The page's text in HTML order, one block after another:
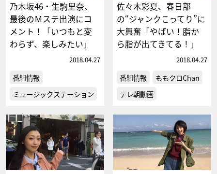
乃木坂46・生駒里奈、
最後のＭステ出演にコ
メント！「いつもと変
わらず、楽しみたい」
2018.04.27
番組情報
ミュージックステーション
佐々木彩夏、春日部
の“ジャンクこってり”に
大興奮「やばい！脂か
ら脂が出てきてる！」
2018.04.27
番組情報
ももクロChan
テレ朝動画